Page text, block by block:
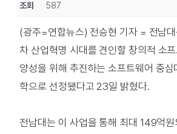
조회 587
(광주=연합뉴스) 전승현 기자 = 전남
차 산업혁명 시대를 견인할 창의적 소
양성을 위해 추진하는 소프트웨어 중심
학으로 선정됐다고 23일 밝혔다.
전남대는 이 사업을 통해 최대 149억